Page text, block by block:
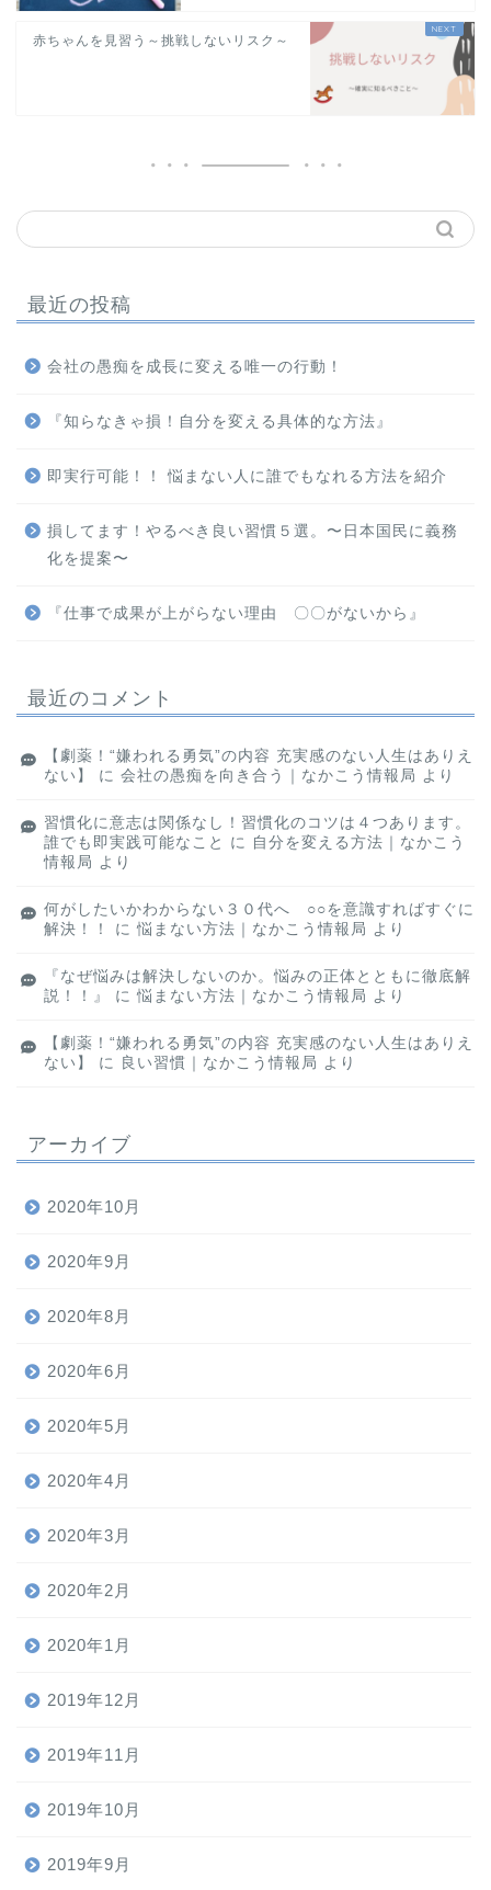
赤ちゃんを見習う～挑戦しないリスク～
最近の投稿
会社の愚痴を成長に変える唯一の行動！
『知らなきゃ損！自分を変える具体的な方法』
即実行可能！！ 悩まない人に誰でもなれる方法を紹介
損してます！やるべき良い習慣５選。〜日本国民に義務
化を提案〜
『仕事で成果が上がらない理由 〇〇がないから』
最近のコメント
【劇薬！“嫌われる勇気”の内容 充実感のない人生はありえ
ない】
に 会社の愚痴を向き合う｜なかこう情報局 より
習慣化に意志は関係なし！習慣化のコツは４つあります。
誰でも即実践可能なこと
に 自分を変える方法｜なかこう
情報局 より
何がしたいかわからない３０代へ ○○を意識すればすぐに
解決！！
に悩まない方法｜なかこう情報局 より
『なぜ悩みは解決しないのか。悩みの正体とともに徹底解
説！！』
に悩まない方法｜なかこう情報局 より
【劇薬！“嫌われる勇気”の内容 充実感のない人生はありえ
ない】
に 良い習慣｜なかこう情報局 より
アーカイブ
2020年10月
2020年9月
2020年8月
2020年6月
2020年5月
2020年4月
2020年3月
2020年2月
2020年1月
2019年12月
2019年11月
2019年10月
2019年9月